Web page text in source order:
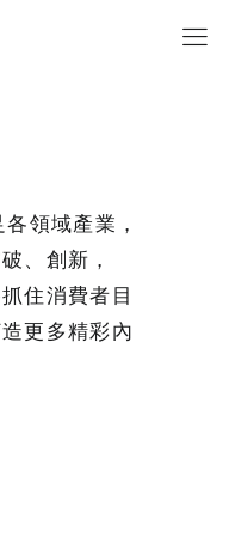
領域產業，
、創新，
住消費者目
更多精彩內